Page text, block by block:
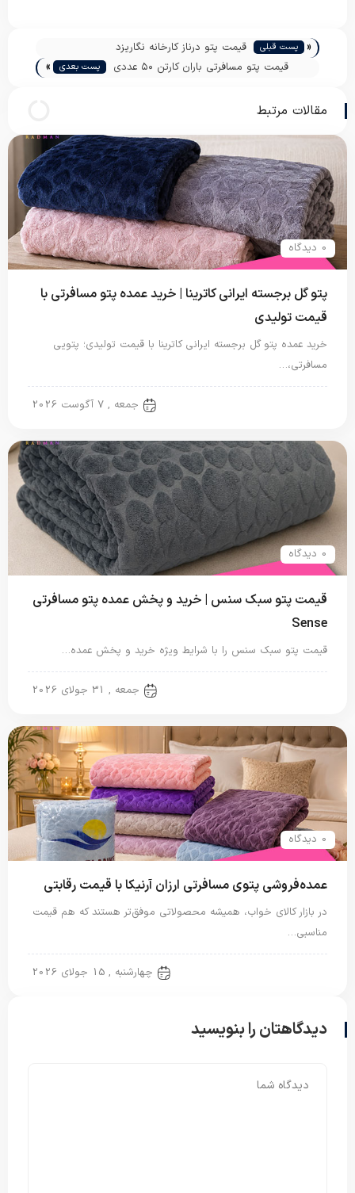
« پست قبلی
قیمت پتو درناز کارخانه نگاریزد
قیمت پتو مسافرتی باران کارتن ۵۰ عددی
پست بعدی »
مقالات مرتبط
0 دیدگاه
پتو گل برجسته ایرانی کاترینا | خرید عمده پتو مسافرتی با
قیمت تولیدی
خرید عمده پتو گل برجسته ایرانی کاترینا با قیمت تولیدی؛ پتویی
مسافرتی،…
جمعه , 7 آگوست 2026
0 دیدگاه
قیمت پتو سبک سنس | خرید و پخش عمده پتو مسافرتی
Sense
قیمت پتو سبک سنس را با شرایط ویژه خرید و پخش عمده…
جمعه , 31 جولای 2026
0 دیدگاه
عمده‌فروشی پتوی مسافرتی ارزان آرنیکا با قیمت رقابتی
در بازار کالای خواب، همیشه محصولاتی موفق‌تر هستند که هم قیمت
مناسبی…
چهارشنبه , 15 جولای 2026
دیدگاهتان را بنویسید